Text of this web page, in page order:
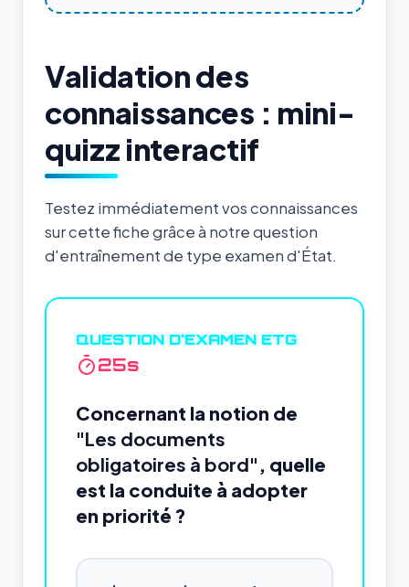
Validation des
connaissances : mini-
quizz interactif
Testez immédiatement vos connaissances
sur cette fiche grâce à notre question
d'entraînement de type examen d'État.
QUESTION D'EXAMEN ETG
24s
Concernant la notion de
"Les documents
obligatoires à bord" , quelle
est la conduite à adopter
en priorité ?